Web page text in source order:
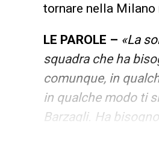
tornare nella Milano
LE PAROLE – «La
squadra che ha
comunque, in
in qualche modo ti
Barzagli. Ha
non gli dà. Per